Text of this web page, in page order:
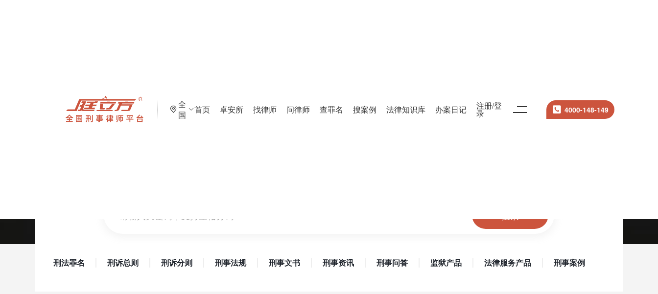
全
国
首页 卓安所 找律师 问律师 查罪名 搜案例 法律知识库 办案日记 注册/登
录 4000-148-149
刑法罪名 刑诉总则 刑诉分则 刑事法规 刑事文书 刑事资讯 刑事问答 监狱产品 法律服务产品 刑事案例